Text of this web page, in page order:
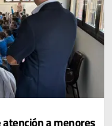
atención a menores